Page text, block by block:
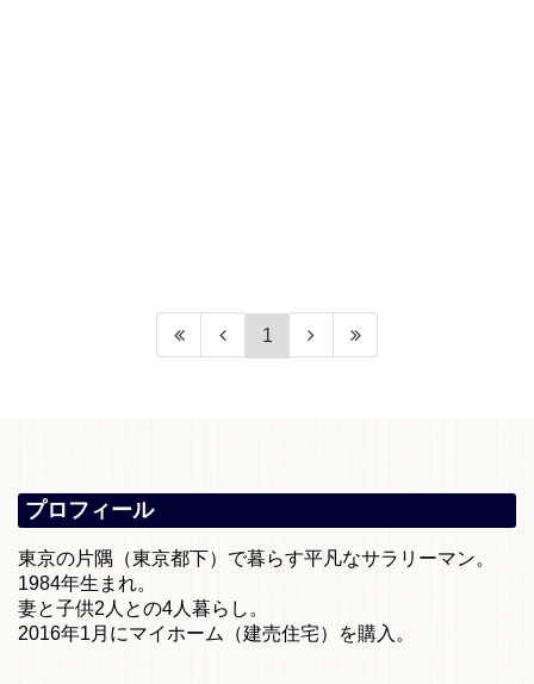
1
プロフィール
東京の片隅（東京都下）で暮らす平凡なサラリーマン。
1984年生まれ。
妻と子供2人との4人暮らし。
2016年1月にマイホーム（建売住宅）を購入。